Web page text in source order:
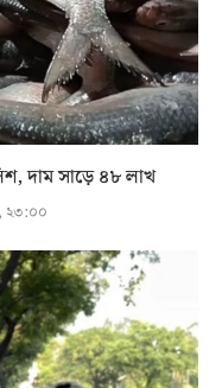
দাম সাড়ে ৪৮ লাখ
২৩:০০